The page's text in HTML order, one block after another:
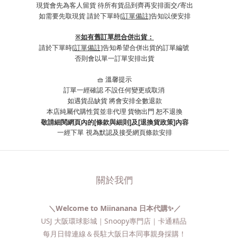
現貨會先為客人留貨 待所有貨品到齊再安排面交/寄出
如需要先取現貨 請於下單時[訂單備註]告知以便安排
※如有舊訂單想合併出貨：
請於下單時[訂單備註]告知希望合併出貨的訂單編號
否則會以單一訂單安排出貨
🧺 溫馨提示
訂單一經確認 不設任何變更或取消
如遇貨品缺貨 將會安排全數退款
本店純屬代購性質並非代理 貨物出門 恕不退換
敬請細閱網頁內的[條款與細則]及[退換貨政策]內容
一經下單 視為默認及接受網頁條款安排
關於我們
＼Welcome to Miinanana 日本代購✨／
USJ 大阪環球影城｜Snoopy專門店｜卡通精品
每月日韓連線＆長駐大阪日本同事親身採購！